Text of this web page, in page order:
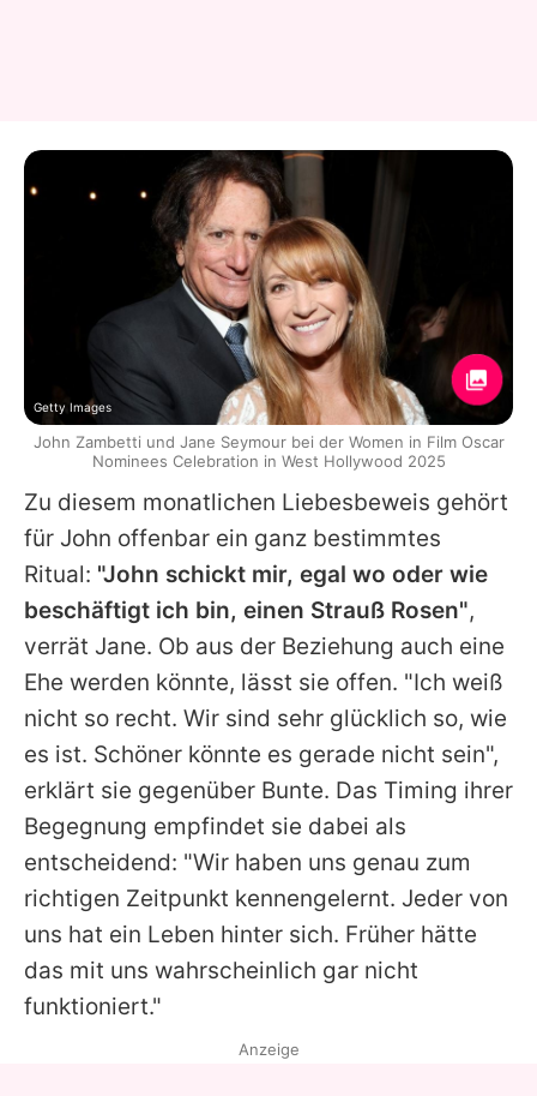
Zu diesem monatlichen Liebesbeweis gehört
für John offenbar ein ganz bestimmtes
Ritual: "John schickt mir, egal wo oder wie
beschäftigt ich bin, einen Strauß Rosen",
verrät Jane. Ob aus der Beziehung auch eine
Ehe werden könnte, lässt sie offen. "Ich weiß
nicht so recht. Wir sind sehr glücklich so, wie
es ist. Schöner könnte es gerade nicht sein",
erklärt sie gegenüber Bunte. Das Timing ihrer
Begegnung empfindet sie dabei als
entscheidend: "Wir haben uns genau zum
richtigen Zeitpunkt kennengelernt. Jeder von
uns hat ein Leben hinter sich. Früher hätte
das mit uns wahrscheinlich gar nicht
funktioniert."
Getty Images
John Zambetti und Jane Seymour bei der Women in Film Oscar
Nominees Celebration in West Hollywood 2025
Anzeige